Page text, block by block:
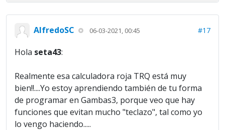
AlfredoSC 06-03-2021, 00:45 #17
Hola seta43:
Realmente esa calculadora roja TRQ está muy
bien!!....Yo estoy aprendiendo también de tu forma
de programar en Gambas3, porque veo que hay
funciones que evitan mucho "teclazo", tal como yo
lo vengo haciendo.....